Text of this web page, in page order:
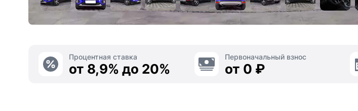
Процентная ставка
от 8,9% до 20%
Первоначальный взнос
от 0 ₽